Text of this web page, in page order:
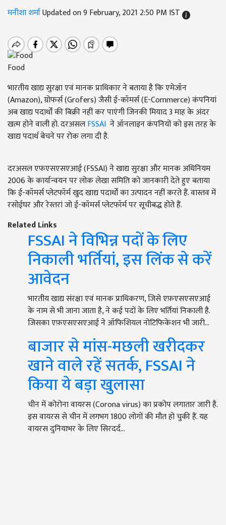
मनीशा शर्माUpdated on 9 February, 2021 2:50 PM IST
Food
भारतीय खाद्य सुरक्षा एवं मानक प्राधिकार ने बताया है कि एमेजॉन
(Amazon), ग्रोफर्स (Grofers) जैसी ई-कॉमर्स (E-Commerce) कंपनियां
अब खाद्य पदार्थों की बिक्री नहीं कर पाएंगी जिनकी मियाद 3 माह के अंदर
खत्म होने वाली हो. दरअसलFSSAI ने ऑनलाइन कंपनियों को इस तरह के
खाद्य पदार्थ बेचने पर रोक लगा दी है.
दरअसल एफएसएसएआई (FSSAI) ने खाद्य सुरक्षा और मानक अधिनियम
2006 के कार्यान्वयन पर लोक लेखा समिति को जानकारी देते हुए बताया
कि ई-कॉमर्स प्लेटफॉर्म खुद खाद्य पदार्थों का उत्पादन नहीं करते हैं. वास्तव में
रसोईघर और रेस्तरां जो ई-कॉमर्स प्लेटफॉर्म पर सूचीबद्ध होते हैं.
Related Links
FSSAI ने विभिन्न पदों के लिए
निकाली भर्तियां, इस लिंक से करें
आवेदन
भारतीय खाद्य संरक्षा एवं मानक प्राधिकरण, जिसे एफ़एसएसएआई
के नाम से भी जाना जाता है, ने कई पदों के लिए भर्तियां निकाली है.
जिसका एफ़एसएसएआई ने ऑफिशियल नोटिफिकेशन भी जारी…
बाजार से मांस-मछली खरीदकर
खाने वाले रहें सतर्क, FSSAI ने
किया ये बड़ा खुलासा
चीन में कोरोना वायरस (Corona virus) का प्रकोप लगातार जारी है.
इस वायरस से चीन में लगभग 1800 लोगों की मौत हो चुकी हैं. यह
वायरस दुनियाभर के लिए सिरदर्द…